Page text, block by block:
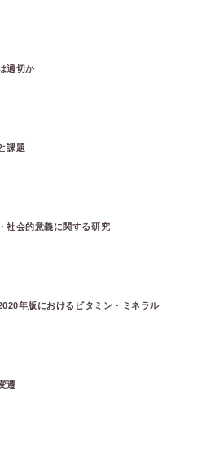
適切か
課題
社会的意義に関する研究
年版におけるビタミン・ミネラル
遷